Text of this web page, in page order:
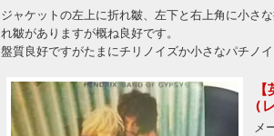
ジャケットの左上に折れ皺、左下と右上角に小さ
れ皺がありますが概ね良好です。
盤質良好ですがたまにチリノイズか小さなパチノイ
(
メ